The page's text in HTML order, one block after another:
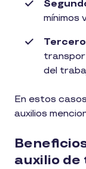
mínimos
del
En estos
auxilios
auxilio